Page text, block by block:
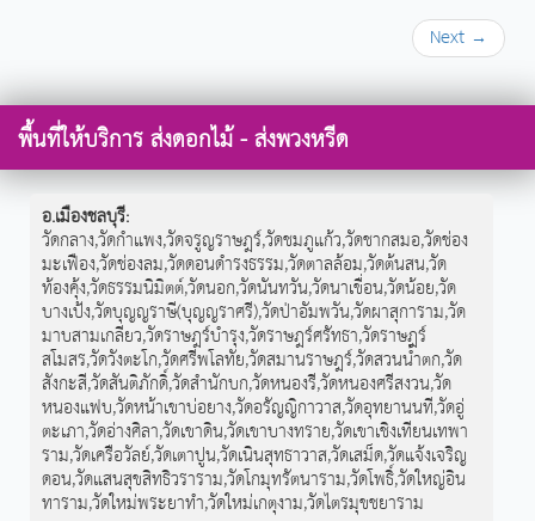
Next →
พื้นที่ให้บริการ ส่งดอกไม้ - ส่งพวงหรีด
อ.เมืองชลบุรี:
วัดกลาง,วัดกำแพง,วัดจรูญราษฎร์,วัดชมภูแก้ว,วัดชากสมอ,วัดช่อง
มะเฟือง,วัดช่องลม,วัดดอนดำรงธรรม,วัดตาลล้อม,วัดต้นสน,วัด
ท้องคุ้ง,วัดธรรมนิมิตต์,วัดนอก,วัดนันทวัน,วัดนาเขื่อน,วัดน้อย,วัด
บางเป้ง,วัดบุญญราษี(บุญญราศรี),วัดป่าอัมพวัน,วัดผาสุการาม,วัด
มาบสามเกลียว,วัดราษฎร์บำรุง,วัดราษฎร์ศรัทธา,วัดราษฎร์
สโมสร,วัดวังตะโก,วัดศรีพโลทัย,วัดสมานราษฎร์,วัดสวนน้ำตก,วัด
สังกะสี,วัดสันติภักดิ์,วัดสำนักบก,วัดหนองรี,วัดหนองศรีสงวน,วัด
หนองแฟบ,วัดหน้าเขาบ่อยาง,วัดอรัญญิกาวาส,วัดอุทยานนที,วัดอู่
ตะเภา,วัดอ่างศิลา,วัดเขาดิน,วัดเขาบางทราย,วัดเขาเชิงเทียนเทพา
ราม,วัดเครือวัลย์,วัดเตาปูน,วัดเนินสุทธาวาส,วัดเสม็ด,วัดแจ้งเจริญ
ดอน,วัดแสนสุขสิทธิวราราม,วัดโกมุทรัตนาราม,วัดโพธิ์,วัดใหญ่อิน
ทาราม,วัดใหม่พระยาทำ,วัดใหม่เกตุงาม,วัดไตรมุขชยาราม